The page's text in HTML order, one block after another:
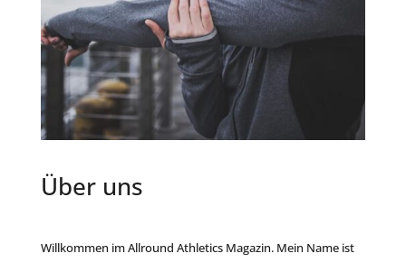
Über uns
Willkommen im Allround Athletics Magazin. Mein Name ist